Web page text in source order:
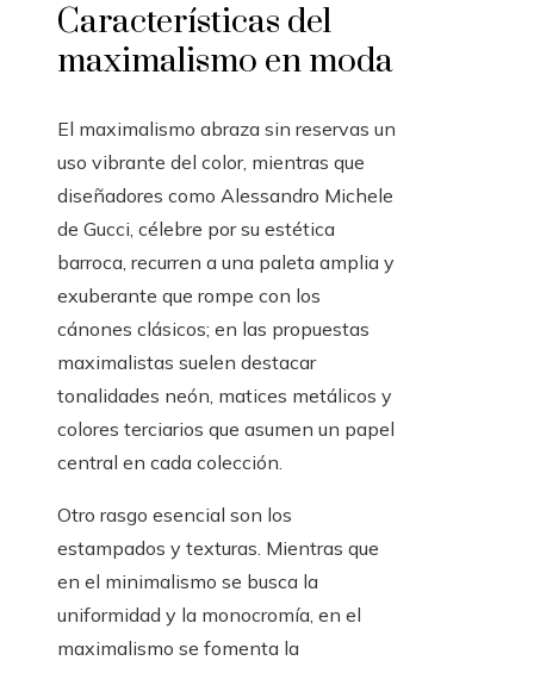
Características del
maximalismo en moda
El maximalismo abraza sin reservas un
uso vibrante del color, mientras que
diseñadores como Alessandro Michele
de Gucci, célebre por su estética
barroca, recurren a una paleta amplia y
exuberante que rompe con los
cánones clásicos; en las propuestas
maximalistas suelen destacar
tonalidades neón, matices metálicos y
colores terciarios que asumen un papel
central en cada colección.
Otro rasgo esencial son los
estampados y texturas. Mientras que
en el minimalismo se busca la
uniformidad y la monocromía, en el
maximalismo se fomenta la